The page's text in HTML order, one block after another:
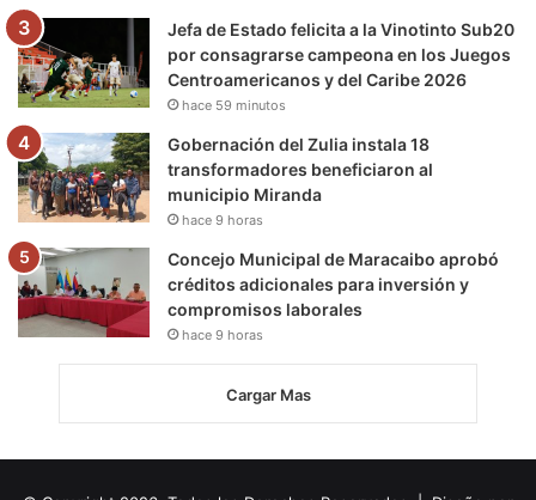
Jefa de Estado felicita a la Vinotinto Sub20
por consagrarse campeona en los Juegos
Centroamericanos y del Caribe 2026
hace 59 minutos
Gobernación del Zulia instala 18
transformadores beneficiaron al
municipio Miranda
hace 9 horas
Concejo Municipal de Maracaibo aprobó
créditos adicionales para inversión y
compromisos laborales
hace 9 horas
Cargar Mas